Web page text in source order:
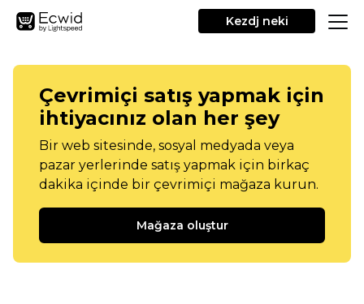
Kezdj neki
Çevrimiçi satış yapmak için
ihtiyacınız olan her şey
Bir web sitesinde, sosyal medyada veya
pazar yerlerinde satış yapmak için birkaç
dakika içinde bir çevrimiçi mağaza kurun.
Mağaza oluştur